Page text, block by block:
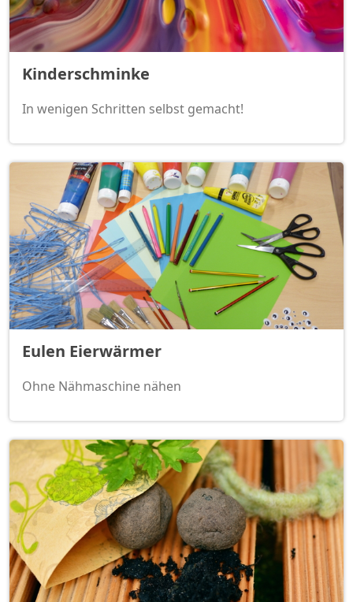
Kinderschminke
In wenigen Schritten selbst gemacht!
Eulen Eierwärmer
Ohne Nähmaschine nähen